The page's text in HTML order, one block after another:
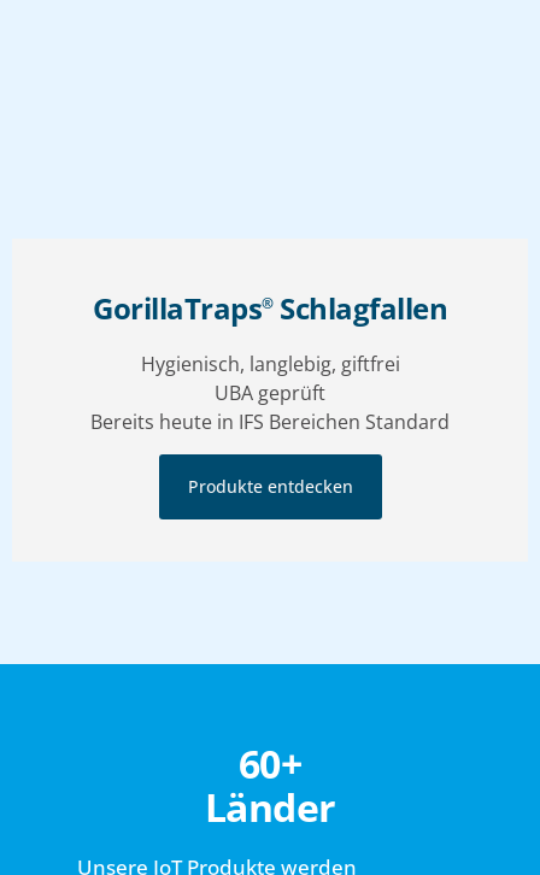
GorillaTraps®Schlagfallen
Hygienisch, langlebig, giftfrei
UBA geprüft
Bereits heute in IFS Bereichen Standard
Produkte entdecken
60+
Länder
Unsere IoT Produkte werden